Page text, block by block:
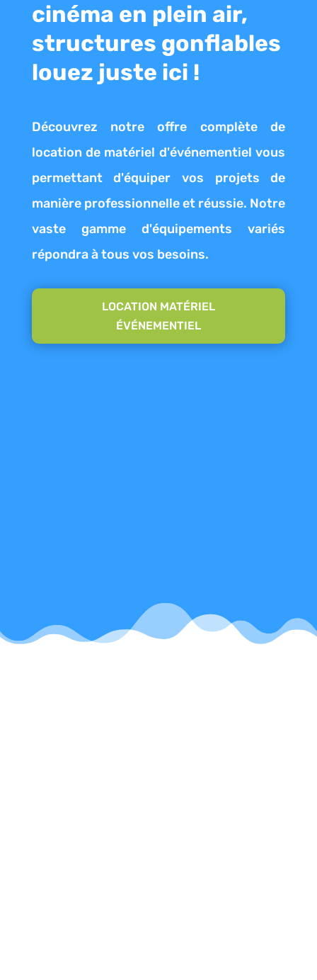
cinéma en plein air,
structures gonflables
louez juste ici !
Découvrez notre offre complète de
location de matériel d'événementiel vous
permettant d'équiper vos projets de
manière professionnelle et réussie. Notre
vaste gamme d'équipements variés
répondra à tous vos besoins.
LOCATION MATÉRIEL
ÉVÉNEMENTIEL